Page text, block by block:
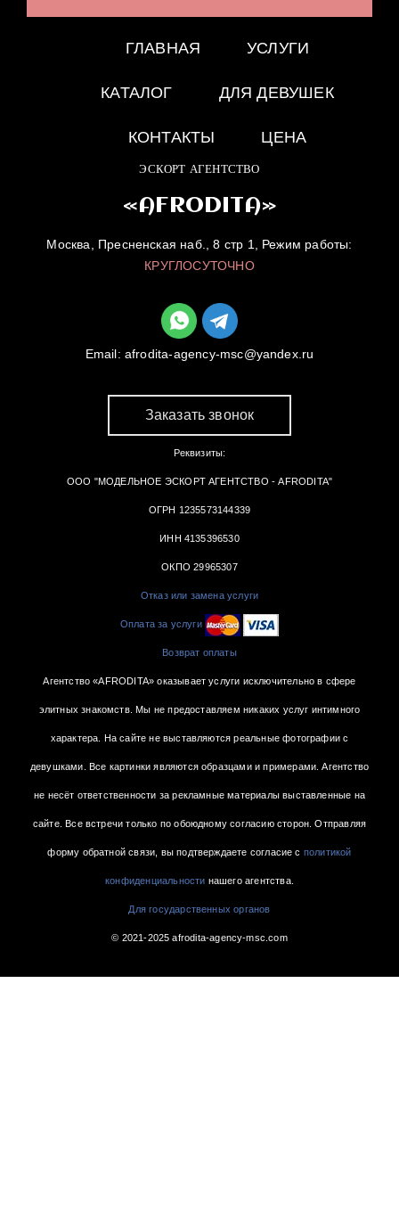
ГЛАВНАЯ УСЛУГИ
КАТАЛОГ ДЛЯ ДЕВУШЕК
КОНТАКТЫ ЦЕНА
ЭСКОРТ АГЕНТСТВО
«AFRODITA»
Москва, Пресненская наб., 8 стр 1, Режим работы:
КРУГЛОСУТОЧНО
Email: afrodita-agency-msc@yandex.ru
Заказать звонок
Реквизиты:
ООО "МОДЕЛЬНОЕ ЭСКОРТ АГЕНТСТВО - AFRODITA"
ОГРН 1235573144339
ИНН 4135396530
ОКПО 29965307
Отказ или замена услуги
Оплата за услуги
Возврат оплаты
Агентство «AFRODITA» оказывает услуги исключительно в сфере
элитных знакомств. Мы не предоставляем никаких услуг интимного
характера. На сайте не выставляются реальные фотографии с
девушками. Все картинки являются образцами и примерами. Агентство
не несёт ответственности за рекламные материалы выставленные на
сайте. Все встречи только по обоюдному согласию сторон. Отправляя
форму обратной связи, вы подтверждаете согласие с политикой
конфиденциальности нашего агентства.
Для государственных органов
© 2021-2025 afrodita-agency-msc.com